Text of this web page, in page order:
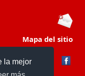
la mejor
Mapa del sitio